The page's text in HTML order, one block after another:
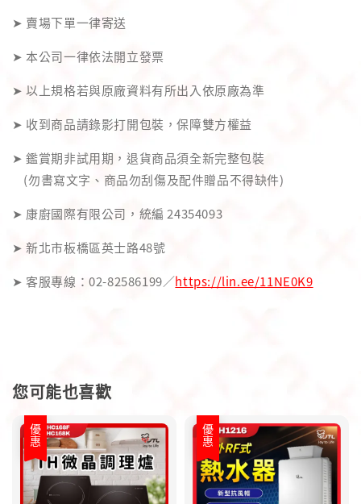
➤ 賣場下單一律寄送
➤ 本公司一律依法開立發票
➤ 以上規格若與原廠資料有所出入依原廠為準
➤ 收到商品請錄影打開包裝，保障雙方權益
➤ 鑑賞期非試用期，退貨商品須全新完整包裝
(勿書寫文字、商品勿刮傷及配件贈品不得缺件)
➤ 康廚國際有限公司，統編 24354093
➤ 新北市板橋區英士路48號
➤ 客服專線：02-82586199／https://lin.ee/11NE0K9
您可能也喜歡
優惠 優惠